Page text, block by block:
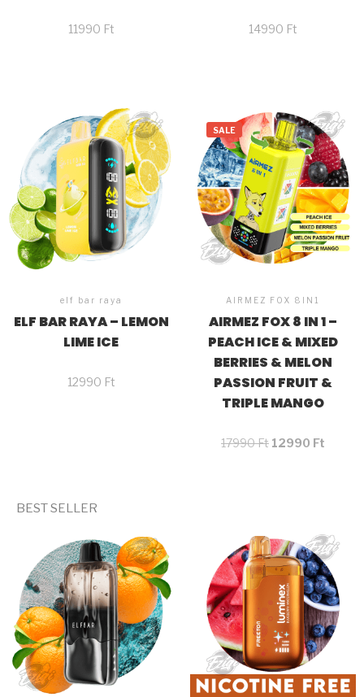
11990 Ft 14990 Ft
elf bar raya
ELF BAR RAYA – LEMON
LIME ICE
12990 Ft
SALE
AIRMEZ FOX 8IN1
AIRMEZ FOX 8 IN 1 –
PEACH ICE & MIXED
BERRIES & MELON
PASSION FRUIT &
TRIPLE MANGO
17990Ft 12990 Ft
BEST SELLER